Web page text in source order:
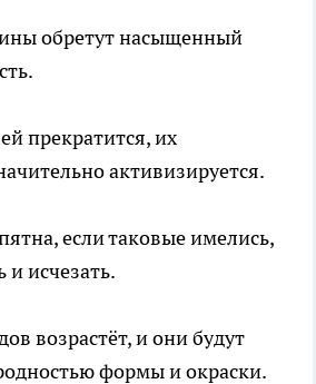
обретут насыщенный
прекратится, их
активизируется.
если таковые имелись,
и исчезать.
возрастёт, и они будут
формы и окраски.